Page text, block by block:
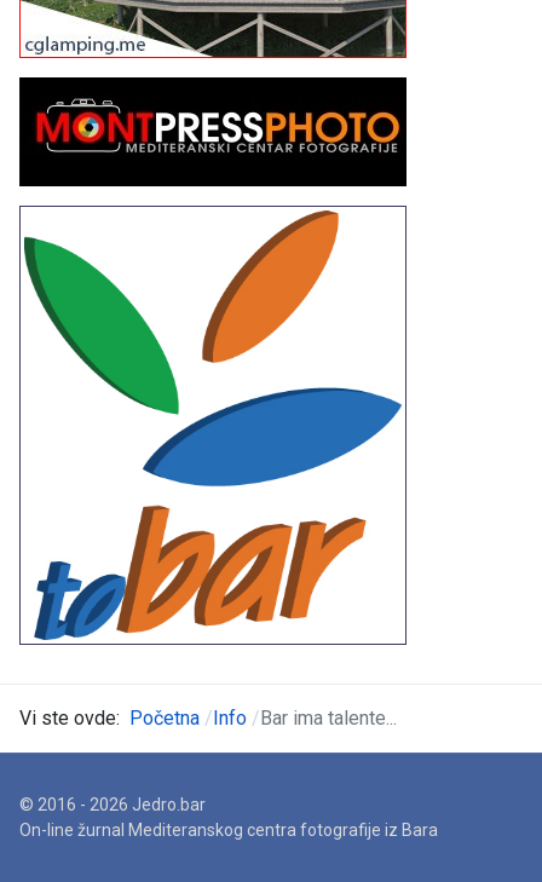
Vi ste ovde: Početna Info Bar ima talente...
© 2016 - 2026 Jedro.bar
On-line žurnal Mediteranskog centra fotografije iz Bara